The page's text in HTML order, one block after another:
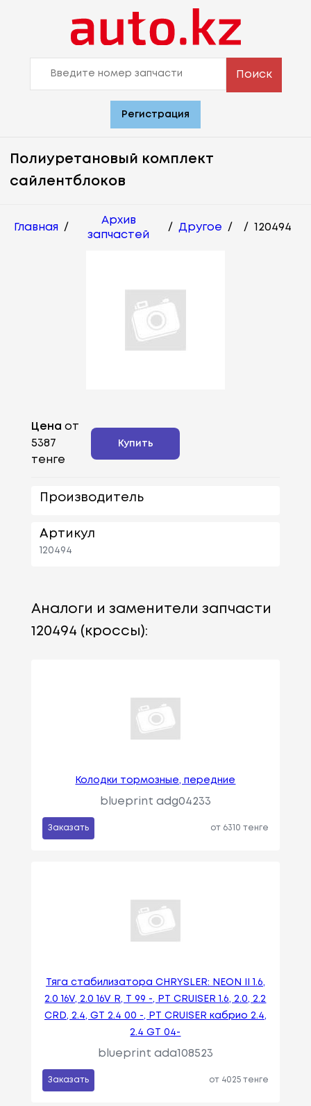
Поиск
Регистрация
Полиуретановый комплект
сайлентблоков
Главная /
Архив
запчастей
/ Другое / / 120494
Цена от
5387
тенге
Купить
Производитель
Артикул
120494
Аналоги и заменители запчасти
120494 (кроссы):
Колодки тормозные, передние
blueprint adg04233
Заказать от 6310 тенге
Тяга стабилизатора CHRYSLER: NEON II 1.6,
2.0 16V, 2.0 16V R, T 99 -, PT CRUISER 1.6, 2.0, 2.2
CRD, 2.4, GT 2.4 00 -, PT CRUISER кабрио 2.4,
2.4 GT 04-
blueprint ada108523
Заказать от 4025 тенге